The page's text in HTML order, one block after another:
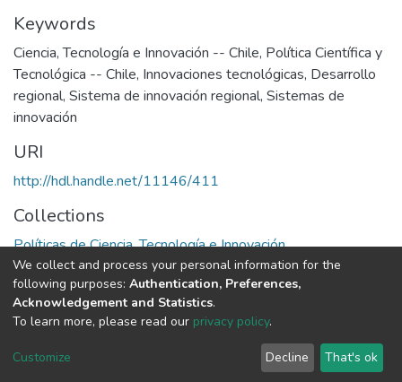
Keywords
Ciencia, Tecnología e Innovación -- Chile, Política Científica y
Tecnológica -- Chile, Innovaciones tecnológicas, Desarrollo
regional, Sistema de innovación regional, Sistemas de
innovación
URI
http://hdl.handle.net/11146/411
Collections
Políticas de Ciencia, Tecnología e Innovación
Full item page
DSpace software copyright © 2002-2026
Cookie
End User
Agreement
Send
Feedback
We collect and process your personal information for the
following purposes: Authentication, Preferences,
Acknowledgement and Statistics.
To learn more, please read our privacy policy.
Customize Decline That's ok